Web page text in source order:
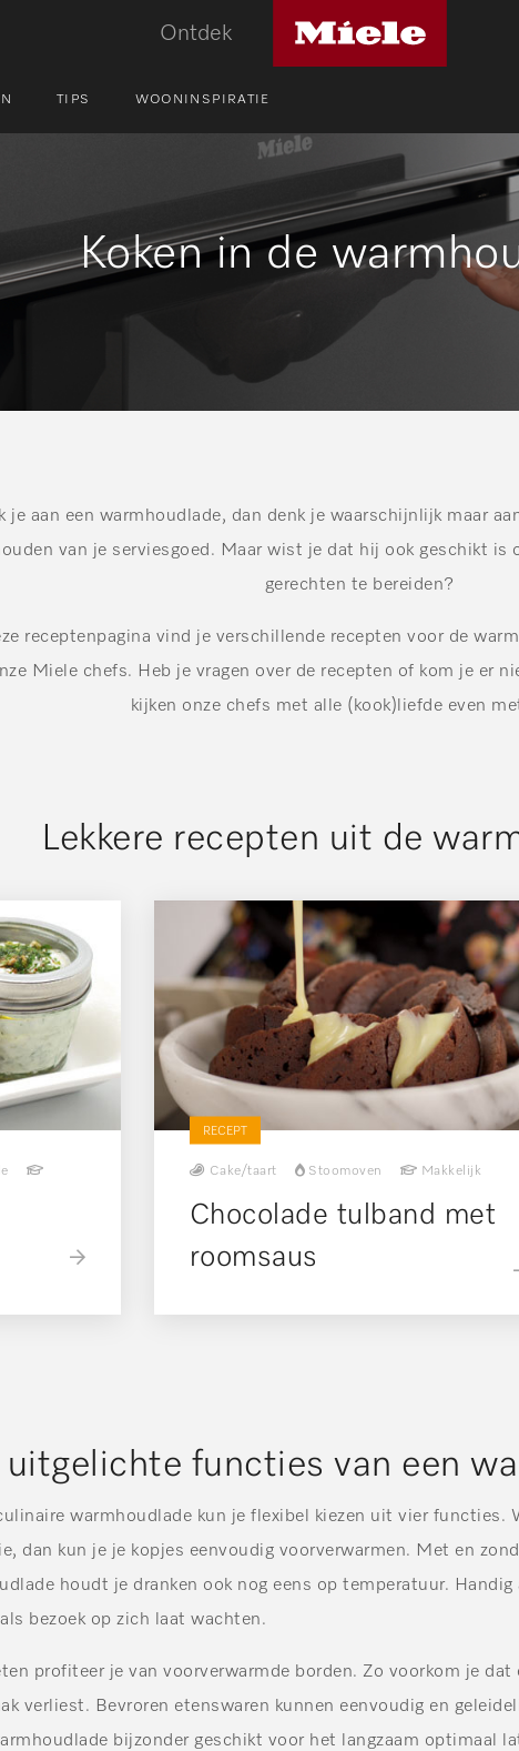
Ontdek
logo
TIPS WOONINSPIRATIE
Koken in de
je aan een warmhoudlade, dan denk je waarschijnlijk maar
van je serviesgoed. Maar wist je dat hij ook geschikt is
gerechten te bereiden?
receptenpagina vind je verschillende recepten voor de
Miele chefs. Heb je vragen over de recepten of kom je er
kijken onze chefs met alle (kook)liefde even
Lekkere recepten uit de
RECEPT
Cake/taart Stoomoven Makkelijk
Chocolade tulband met
roomsaus
uitgelichte functies van een
warmhoudlade kun je flexibel kiezen uit vier functies.
dan kun je je kopjes eenvoudig voorverwarmen. Met en
houdt je dranken ook nog eens op temperatuur.
bezoek op zich laat wachten.
profiteer je van voorverwarmde borden. Zo voorkom je
verliest. Bevroren etenswaren kunnen eenvoudig en
bijzonder geschikt voor het langzaam optimaal